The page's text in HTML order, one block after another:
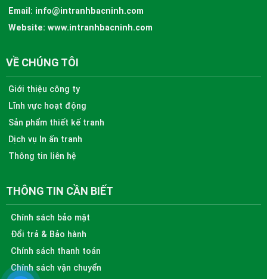
Email: info@intranhbacninh.com
Website: www.intranhbacninh.com
VỀ CHÚNG TÔI
Giới thiệu công ty
Lĩnh vực hoạt động
Sản phẩm thiết kế tranh
Dịch vụ In ấn tranh
Thông tin liên hệ
THÔNG TIN CẦN BIẾT
Chính sách bảo mật
Đổi trả & Bảo hành
Chính sách thanh toán
Chính sách vận chuyển